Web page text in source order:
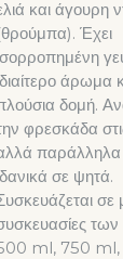
και άγουρη
Έχει
άρωμα
δομή.
φρεσκάδα
παράλληλα
σε ψητά.
σε
ml, 750 ml,